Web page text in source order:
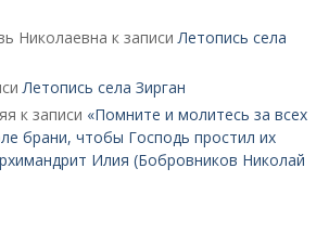
Николаевна к записиЛетопись села
Летопись села Зирган
к записи «Помните и молитесь за всех
брани, чтобы Господь простил их
Илия (Бобровников Николай